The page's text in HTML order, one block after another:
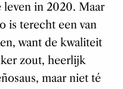
leven in 2020. Maar
is terecht een van
want de kwaliteit
zout, heerlijk
maar niet té